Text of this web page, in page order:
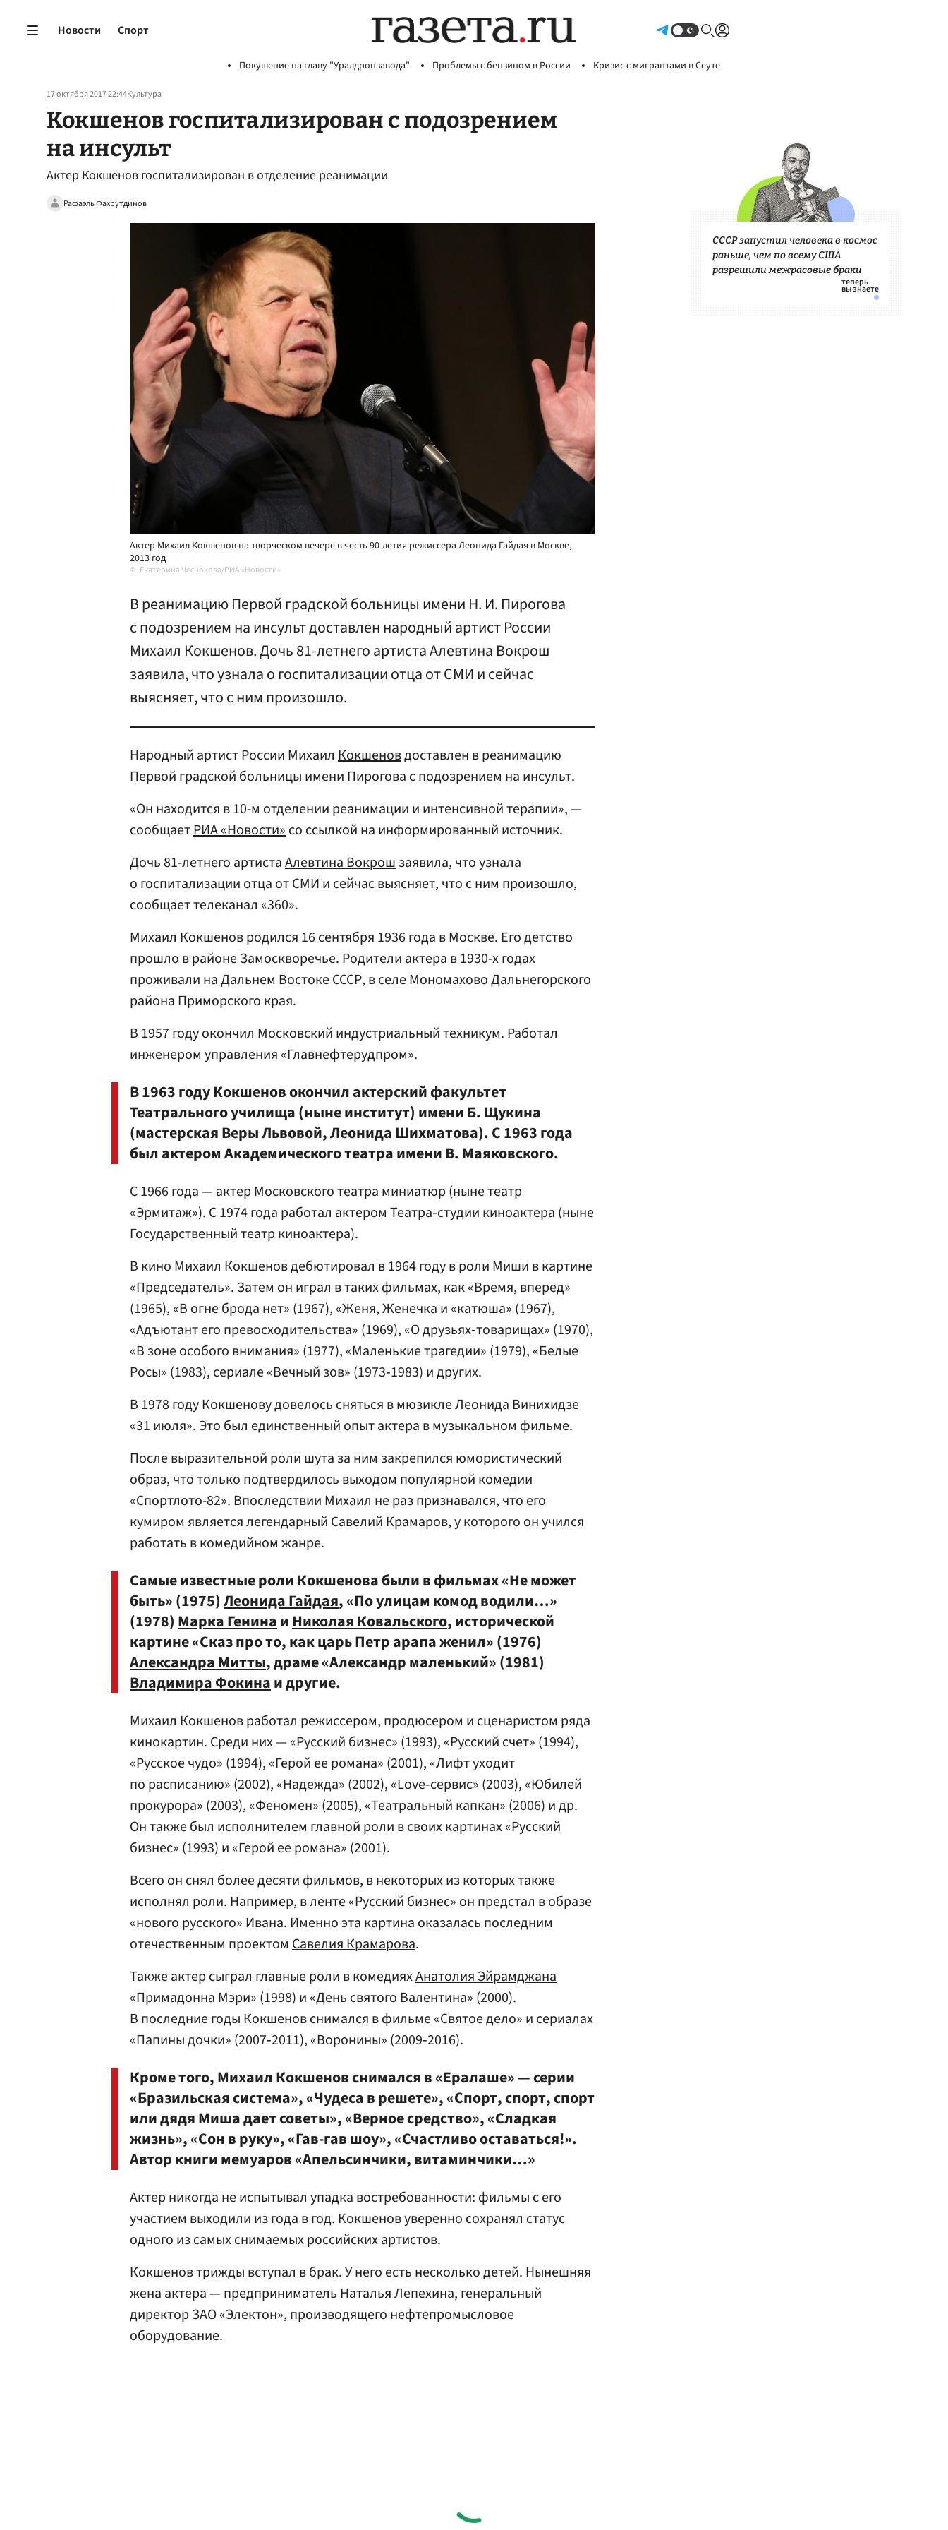
Новости Спорт
Покушение на главу "Уралдронзавода" Проблемы с бензином в России Кризис с мигрантами в Сеуте
17 октября 2017 22:44Культура
Кокшенов госпитализирован с подозрением
на инсульт
Актер Кокшенов госпитализирован в отделение реанимации
Рафаэль Фахрутдинов
Актер Михаил Кокшенов на творческом вечере в честь 90-летия режиссера Леонида Гайдая в Москве,
2013 год
Екатерина Чеснокова/РИА «Новости»
В реанимацию Первой градской больницы имени Н. И. Пирогова
с подозрением на инсульт доставлен народный артист России
Михаил Кокшенов. Дочь 81-летнего артиста Алевтина Вокрош
заявила, что узнала о госпитализации отца от СМИ и сейчас
выясняет, что с ним произошло.
Народный артист России Михаил Кокшеновдоставлен в реанимацию
Первой градской больницы имени Пирогова с подозрением на инсульт.
«Он находится в 10-м отделении реанимации и интенсивной терапии», —
сообщаетРИА «Новости»со ссылкой на информированный источник.
Дочь 81-летнего артистаАлевтина Вокрошзаявила, что узнала
о госпитализации отца от СМИ и сейчас выясняет, что с ним произошло,
сообщает телеканал «360».
Михаил Кокшенов родился 16 сентября 1936 года в Москве. Его детство
прошло в районе Замоскворечье. Родители актера в 1930-х годах
проживали на Дальнем Востоке СССР, в селе Мономахово Дальнегорского
района Приморского края.
В 1957 году окончил Московский индустриальный техникум. Работал
инженером управления «Главнефтерудпром».
В 1963 году Кокшенов окончил актерский факультет
Театрального училища (ныне институт) имени Б. Щукина
(мастерская Веры Львовой, Леонида Шихматова). С 1963 года
был актером Академического театра имени В. Маяковского.
С 1966 года — актер Московского театра миниатюр (ныне театр
«Эрмитаж»). С 1974 года работал актером Театра‑студии киноактера (ныне
Государственный театр киноактера).
В кино Михаил Кокшенов дебютировал в 1964 году в роли Миши в картине
«Председатель». Затем он играл в таких фильмах, как «Время, вперед»
(1965), «В огне брода нет» (1967), «Женя, Женечка и «катюша» (1967),
«Адъютант его превосходительства» (1969), «О друзьях‑товарищах» (1970),
«В зоне особого внимания» (1977), «Маленькие трагедии» (1979), «Белые
Росы» (1983), сериале «Вечный зов» (1973‑1983) и других.
В 1978 году Кокшенову довелось сняться в мюзикле Леонида Винихидзе
«31 июля». Это был единственный опыт актера в музыкальном фильме.
После выразительной роли шута за ним закрепился юмористический
образ, что только подтвердилось выходом популярной комедии
«Спортлото-82». Впоследствии Михаил не раз признавался, что его
кумиром является легендарный Савелий Крамаров, у которого он учился
работать в комедийном жанре.
Самые известные роли Кокшенова были в фильмах «Не может
быть» (1975)Леонида Гайдая, «По улицам комод водили…»
(1978) Марка ГенинаиНиколая Ковальского, исторической
картине «Сказ про то, как царь Петр арапа женил» (1976)
Александра Митты, драме «Александр маленький» (1981)
Владимира Фокинаи другие.
Михаил Кокшенов работал режиссером, продюсером и сценаристом ряда
кинокартин. Среди них — «Русский бизнес» (1993), «Русский счет» (1994),
«Русское чудо» (1994), «Герой ее романа» (2001), «Лифт уходит
по расписанию» (2002), «Надежда» (2002), «Love‑сервис» (2003), «Юбилей
прокурора» (2003), «Феномен» (2005), «Театральный капкан» (2006) и др.
Он также был исполнителем главной роли в своих картинах «Русский
бизнес» (1993) и «Герой ее романа» (2001).
Всего он снял более десяти фильмов, в некоторых из которых также
исполнял роли. Например, в ленте «Русский бизнес» он предстал в образе
«нового русского» Ивана. Именно эта картина оказалась последним
отечественным проектом Савелия Крамарова.
Также актер сыграл главные роли в комедияхАнатолия Эйрамджана
«Примадонна Мэри» (1998) и «День святого Валентина» (2000).
В последние годы Кокшенов снимался в фильме «Святое дело» и сериалах
«Папины дочки» (2007‑2011), «Воронины» (2009‑2016).
Кроме того, Михаил Кокшенов снимался в «Ералаше» — серии
«Бразильская система», «Чудеса в решете», «Спорт, спорт, спорт
или дядя Миша дает советы», «Верное средство», «Сладкая
жизнь», «Сон в руку», «Гав-гав шоу», «Счастливо оставаться!».
Автор книги мемуаров «Апельсинчики, витаминчики…»
Актер никогда не испытывал упадка востребованности: фильмы с его
участием выходили из года в год. Кокшенов уверенно сохранял статус
одного из самых снимаемых российских артистов.
Кокшенов трижды вступал в брак. У него есть несколько детей. Нынешняя
жена актера — предприниматель Наталья Лепехина, генеральный
директор ЗАО «Электон», производящего нефтепромысловое
оборудование.
СССР запустил человека в космос
раньше, чем по всему США
разрешили межрасовые браки